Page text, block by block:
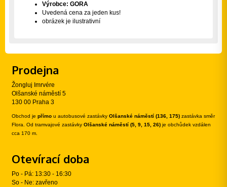
Výrobce: GORA
Uvedená cena za jeden kus!
obrázek je ilustrativní
Prodejna
Žongluj Imrvére
Olšanské náměstí 5
130 00 Praha 3
Obchod je přímo u autobusové zastávky Olšanské náměstí (136, 175) zastávka směr
Flora. Od tramvajové zastávky Olšanské náměstí (5, 9, 15, 26) je obchůdek vzdálen
cca 170 m.
Otevírací doba
Po - Pá: 13:30 - 16:30
So - Ne: zavřeno